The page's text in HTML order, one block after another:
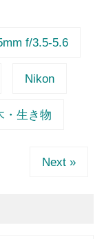
f/3.5-5.6
Nikon
・生き物
Next »